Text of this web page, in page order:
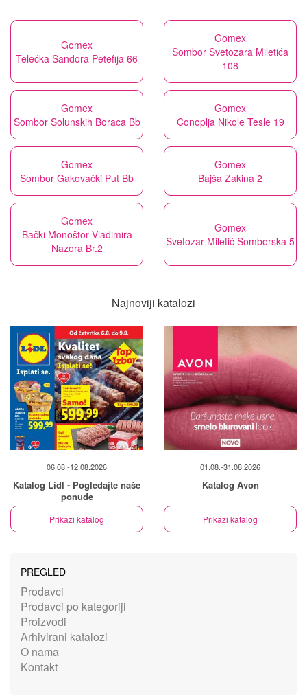
Gomex
Telečka Šandora Petefija 66
Gomex
Sombor Svetozara Miletića
108
Gomex
Sombor Solunskih Boraca Bb
Gomex
Čonoplja Nikole Tesle 19
Gomex
Sombor Gakovački Put Bb
Gomex
Bajša Zakina 2
Gomex
Bački Monoštor Vladimira
Nazora Br.2
Gomex
Svetozar Miletić Somborska 5
Najnoviji katalozi
06.08.-12.08.2026
Katalog Lidl - Pogledajte naše
ponude
Prikaži katalog
01.08.-31.08.2026
Katalog Avon
Prikaži katalog
PREGLED
Prodavci
Prodavci po kategoriji
Proizvodi
Arhivirani katalozi
O nama
Kontakt